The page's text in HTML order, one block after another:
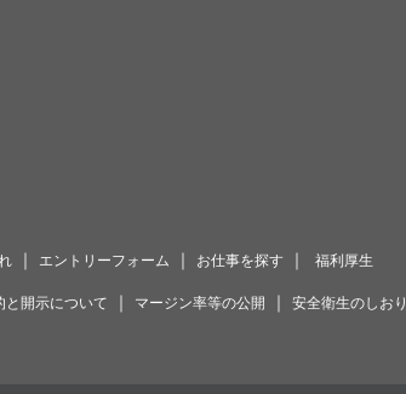
｜ エントリーフォーム ｜ お仕事を探す ｜ 福利厚生
と開示について ｜ マージン率等の公開 ｜ 安全衛生のしおり